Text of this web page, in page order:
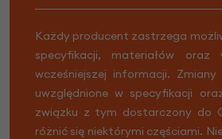
Każdy producent zastrzega
specyfikacji, materiałów oraz
wcześniejszej informacji.
uwzględnione w specyfikacji
związku z tym dostarczony do
różnić się niektórymi częściami.